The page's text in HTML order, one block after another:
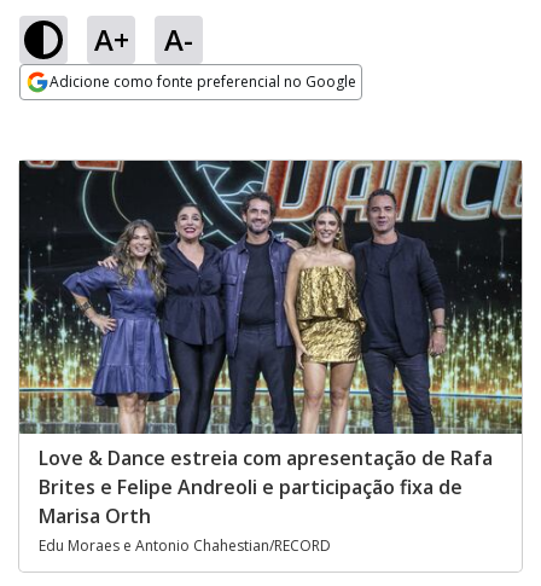
A+ A-
Adicione como fonte preferencial no Google
Love & Dance estreia com apresentação de Rafa
Brites e Felipe Andreoli e participação fixa de
Marisa Orth
Edu Moraes e Antonio Chahestian/RECORD